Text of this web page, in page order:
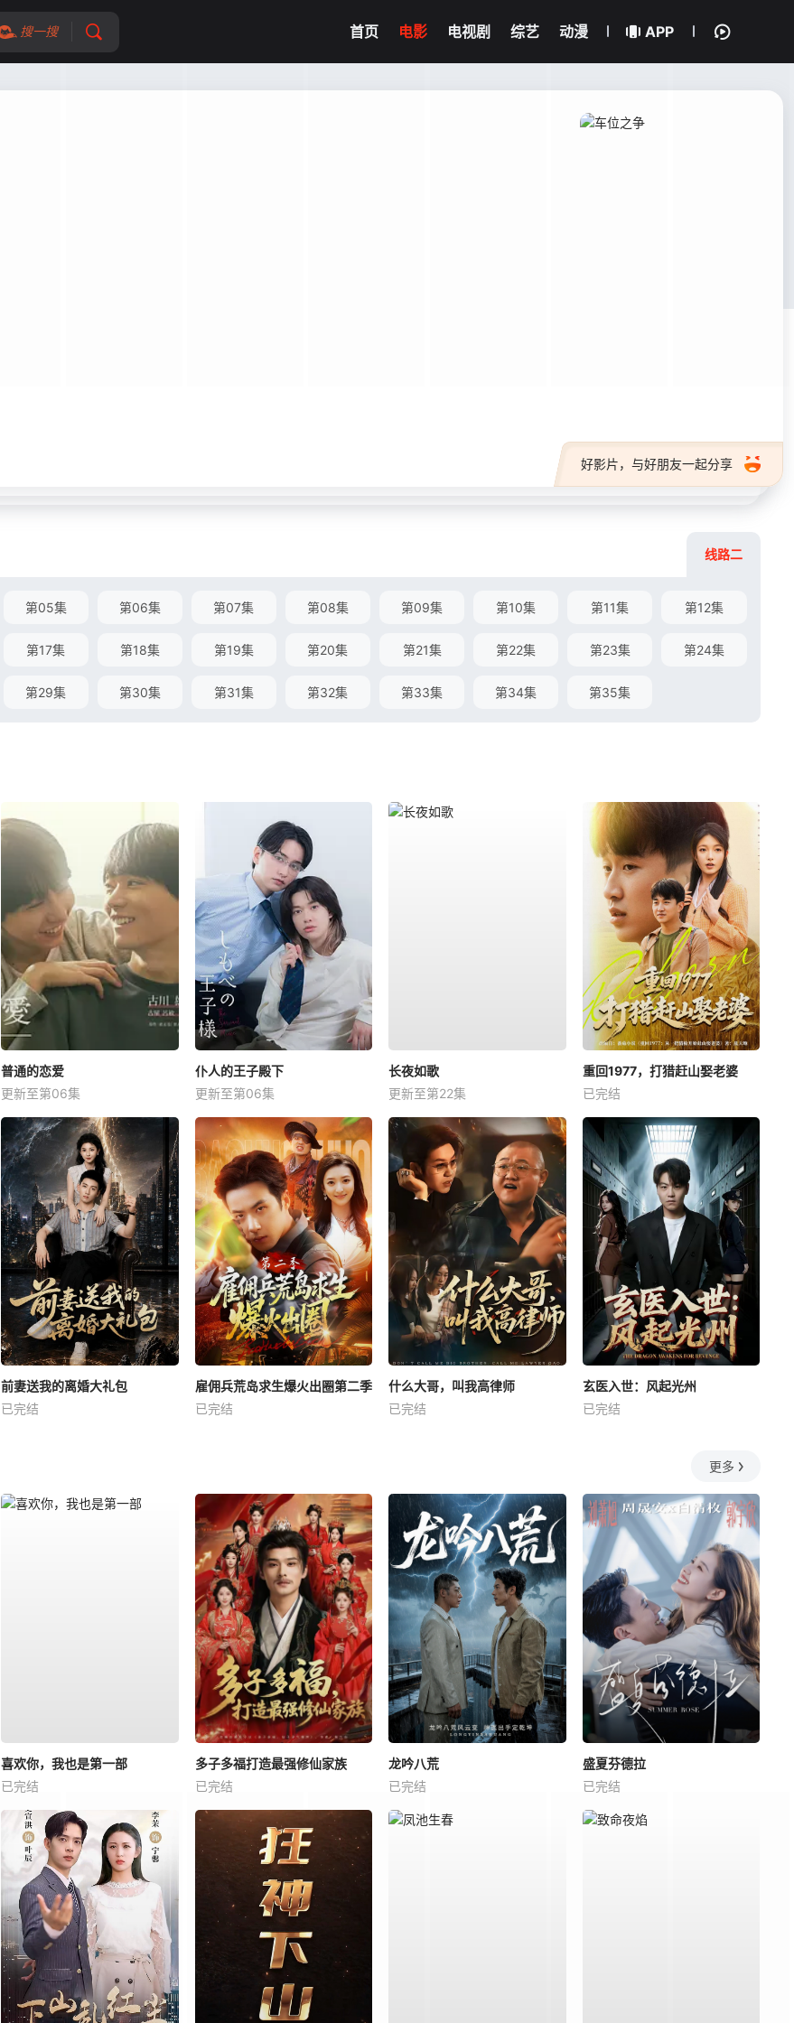
搜一搜 首页 电影 电视剧 综艺 动漫 APP
好影片，与好朋友一起分享
线路二
第05集 第06集 第07集 第08集 第09集 第10集 第11集 第12集
第17集 第18集 第19集 第20集 第21集 第22集 第23集 第24集
第29集 第30集 第31集 第32集 第33集 第34集 第35集
普通的恋爱
更新至第06集
仆人的王子殿下
更新至第06集
长夜如歌
更新至第22集
重回1977，打猎赶山娶老婆
已完结
前妻送我的离婚大礼包
已完结
雇佣兵荒岛求生爆火出圈第二季
已完结
什么大哥，叫我高律师
已完结
玄医入世：风起光州
已完结
更多
喜欢你，我也是第一部
已完结
多子多福打造最强修仙家族
已完结
龙吟八荒
已完结
盛夏芬德拉
已完结